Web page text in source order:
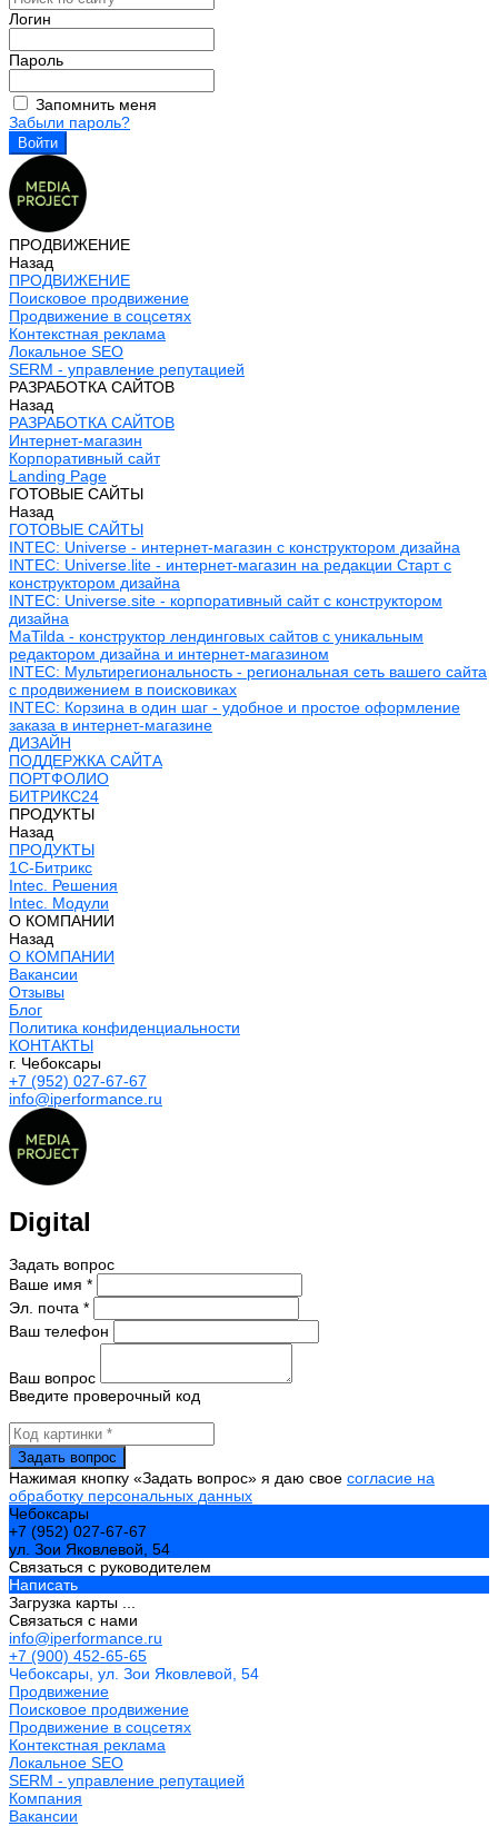
Логин
Пароль
Запомнить меня
Забыли пароль?
ПРОДВИЖЕНИЕ
Назад
ПРОДВИЖЕНИЕ
Поисковое продвижение
Продвижение в соцсетях
Контекстная реклама
Локальное SEO
SERM - управление репутацией
РАЗРАБОТКА САЙТОВ
Назад
РАЗРАБОТКА САЙТОВ
Интернет-магазин
Корпоративный сайт
Landing Page
ГОТОВЫЕ САЙТЫ
Назад
ГОТОВЫЕ САЙТЫ
INTEC: Universe - интернет-магазин с конструктором дизайна
INTEC: Universe.lite - интернет-магазин на редакции Старт с
конструктором дизайна
INTEC: Universe.site - корпоративный сайт с конструктором
дизайна
MaTilda - конструктор лендинговых сайтов с уникальным
редактором дизайна и интернет-магазином
INTEC: Мультирегиональность - региональная сеть вашего сайта
с продвижением в поисковиках
INTEC: Корзина в один шаг - удобное и простое оформление
заказа в интернет-магазине
ДИЗАЙН
ПОДДЕРЖКА САЙТА
ПОРТФОЛИО
БИТРИКС24
ПРОДУКТЫ
Назад
ПРОДУКТЫ
1С-Битрикс
Intec. Решения
Intec. Модули
О КОМПАНИИ
Назад
О КОМПАНИИ
Вакансии
Отзывы
Блог
Политика конфиденциальности
КОНТАКТЫ
г. Чебоксары
+7 (952) 027-67-67
info@iperformance.ru
Digital
Задать вопрос
Ваше имя *
Эл. почта *
Ваш телефон
Ваш вопрос
Введите проверочный код
Нажимая кнопку «Задать вопрос» я даю свое согласие на
обработку персональных данных
Чебоксары
+7 (952) 027-67-67
ул. Зои Яковлевой, 54
Связаться с руководителем
Написать
Загрузка карты ...
Связаться с нами
info@iperformance.ru
+7 (900) 452-65-65
Чебоксары, ул. Зои Яковлевой, 54
Продвижение
Поисковое продвижение
Продвижение в соцсетях
Контекстная реклама
Локальное SEO
SERM - управление репутацией
Компания
Вакансии